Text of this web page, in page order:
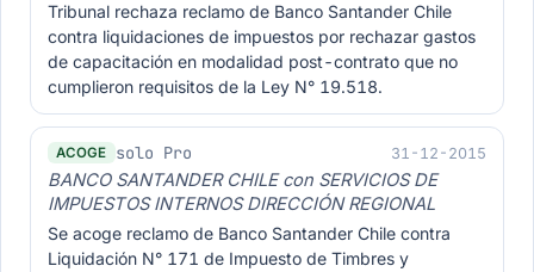
Tribunal rechaza reclamo de Banco Santander Chile
contra liquidaciones de impuestos por rechazar gastos
de capacitación en modalidad post-contrato que no
cumplieron requisitos de la Ley N° 19.518.
ACOGE solo Pro 31-12-2015
BANCO SANTANDER CHILE con SERVICIOS DE
IMPUESTOS INTERNOS DIRECCIÓN REGIONAL
Se acoge reclamo de Banco Santander Chile contra
Liquidación N° 171 de Impuesto de Timbres y